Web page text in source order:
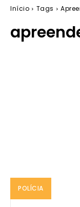
Início Tags
POLÍCIA